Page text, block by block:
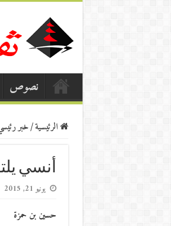
نصوص
الرئيسية/خبر
أنسي
يونيو 21, 2015
حسين بن حمزة